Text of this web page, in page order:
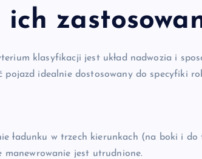
klasyfikacji jest układ nadwozia i
pojazd idealnie dostosowany do specyfiki
ładunku w trzech kierunkach (na boki i do
manewrowanie jest utrudnione.